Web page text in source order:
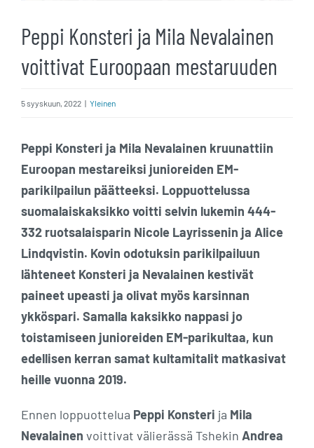
Peppi Konsteri ja Mila Nevalainen
voittivat Euroopaan mestaruuden
5 syyskuun, 2022 | Yleinen
Peppi Konsteri ja Mila Nevalainen kruunattiin
Euroopan mestareiksi junioreiden EM-
parikilpailun päätteeksi. Loppuottelussa
suomalaiskaksikko voitti selvin lukemin 444-
332 ruotsalaisparin Nicole Layrissenin ja Alice
Lindqvistin. Kovin odotuksin parikilpailuun
lähteneet Konsteri ja Nevalainen kestivät
paineet upeasti ja olivat myös karsinnan
ykköspari. Samalla kaksikko nappasi jo
toistamiseen junioreiden EM-parikultaa, kun
edellisen kerran samat kultamitalit matkasivat
heille vuonna 2019.
Ennen loppuottelua Peppi Konsteri ja Mila
Nevalainen voittivat välierässä Tshekin Andrea